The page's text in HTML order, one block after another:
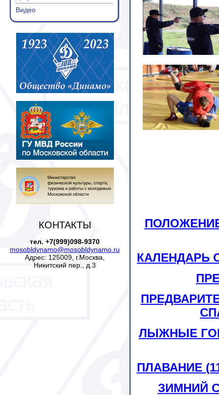
Видео
КОНТАКТЫ
тел. +7(999)098-9370
mosobldynamo@mosobldynamo.ru
Адрес: 125009, г.Москва,
Никитский пер., д.3
КАЛЕНДАРЬ
ЛЫЖНЫЕ
ПЛАВАНИЕ
ЗИМНИЙ